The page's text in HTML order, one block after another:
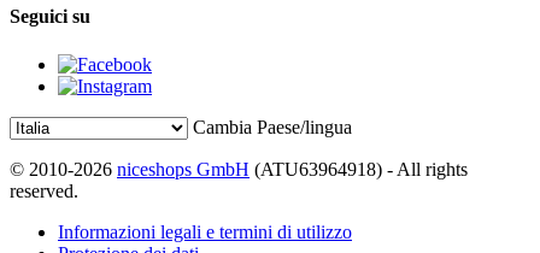
Seguici su
Cambia Paese/lingua
© 2010-2026 niceshops GmbH (ATU63964918) - All rights
reserved.
Informazioni legali e termini di utilizzo